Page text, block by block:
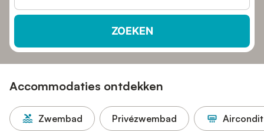
ZOEKEN
Accommodaties ontdekken
Zwembad Privézwembad